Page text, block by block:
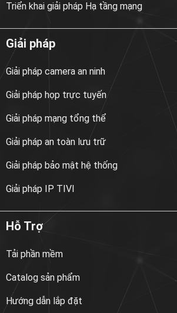
Triển khai giải pháp Hạ tầng mạng
Giải pháp
Giải pháp camera an ninh
Giải pháp họp trực tuyến
Giải pháp mạng tổng thể
Giải pháp an toàn lưu trữ
Giải pháp bảo mật hệ thống
Giải pháp IP TIVI
Hỗ Trợ
Tải phần mềm
Catalog sản phẩm
Hướng dẫn lắp đặt